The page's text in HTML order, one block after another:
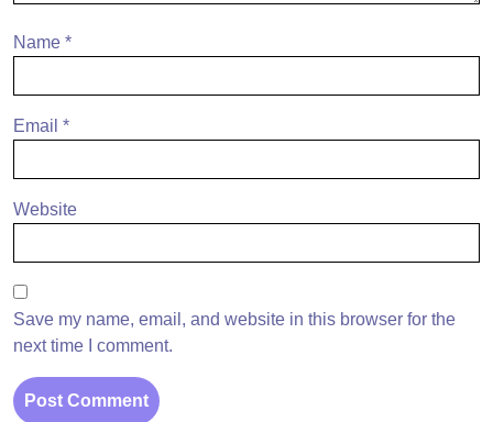
Name *
Email *
Website
Save my name, email, and website in this browser for the
next time I comment.